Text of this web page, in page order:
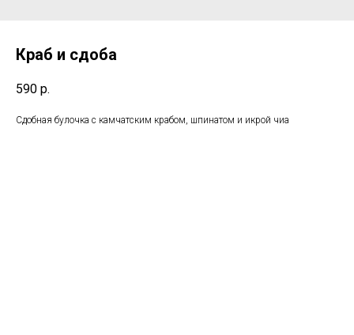
Краб и сдоба
590 р.
Сдобная булочка с камчатским крабом, шпинатом и икрой чиа